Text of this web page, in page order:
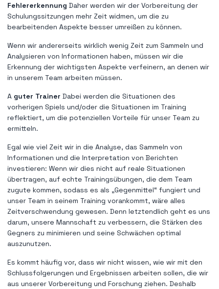
Fehlererkennung Daher werden wir der Vorbereitung der
Schulungssitzungen mehr Zeit widmen, um die zu
bearbeitenden Aspekte besser umreißen zu können.
Wenn wir andererseits wirklich wenig Zeit zum Sammeln und
Analysieren von Informationen haben, müssen wir die
Erkennung der wichtigsten Aspekte verfeinern, an denen wir
in unserem Team arbeiten müssen.
A guter Trainer Dabei werden die Situationen des
vorherigen Spiels und/oder die Situationen im Training
reflektiert, um die potenziellen Vorteile für unser Team zu
ermitteln.
Egal wie viel Zeit wir in die Analyse, das Sammeln von
Informationen und die Interpretation von Berichten
investieren: Wenn wir dies nicht auf reale Situationen
übertragen, auf echte Trainingsübungen, die dem Team
zugute kommen, sodass es als „Gegenmittel“ fungiert und
unser Team in seinem Training vorankommt, wäre alles
Zeitverschwendung gewesen. Denn letztendlich geht es uns
darum, unsere Mannschaft zu verbessern, die Stärken des
Gegners zu minimieren und seine Schwächen optimal
auszunutzen.
Es kommt häufig vor, dass wir nicht wissen, wie wir mit den
Schlussfolgerungen und Ergebnissen arbeiten sollen, die wir
aus unserer Vorbereitung und Forschung ziehen. Deshalb